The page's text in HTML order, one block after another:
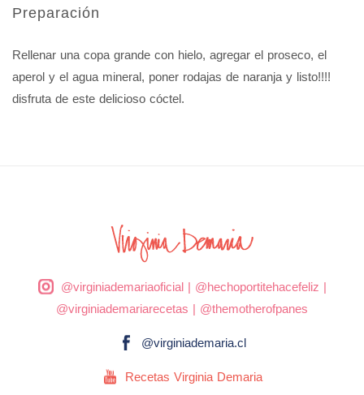
Preparación
Rellenar una copa grande con hielo, agregar el proseco, el
aperol y el agua mineral, poner rodajas de naranja y listo!!!!
disfruta de este delicioso cóctel.
@virginiademariaoficial| @hechoportitehacefeliz |
@virginiademariarecetas | @themotherofpanes
@virginiademaria.cl
Recetas Virginia Demaria